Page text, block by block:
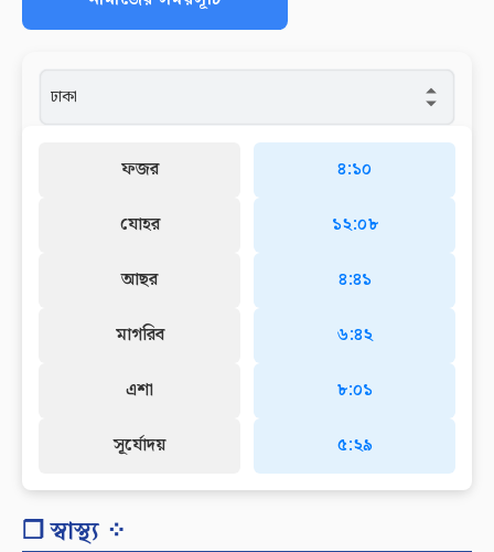
ফজর
যোহর
আছর
মাগরিব
এশা
সূর্যোদয়
৪:১০
১২:০৮
৪:৪১
৬:৪২
৮:০১
৫:২৯
❐ স্বাস্থ্য ⁘